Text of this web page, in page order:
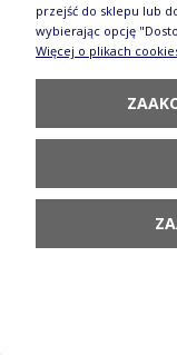
Bolesławcu
przejść do sklepu lub
wybierając opcję
Więcej o plikach